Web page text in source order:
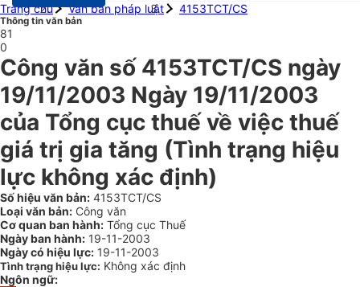
Trang chủ
Văn bản pháp luật 4153TCT/CS
Thông tin văn bản
81
0
Công văn số 4153TCT/CS ngày
19/11/2003 Ngày 19/11/2003
của Tổng cục thuế về việc thuế
giá trị gia tăng (Tình trạng hiệu
lực không xác định)
Số hiệu văn bản: 4153TCT/CS
Loại văn bản: Công văn
Cơ quan ban hành: Tổng cục Thuế
Ngày ban hành: 19-11-2003
Ngày có hiệu lực: 19-11-2003
Tình trạng hiệu lực: Không xác định
Ngôn ngữ: